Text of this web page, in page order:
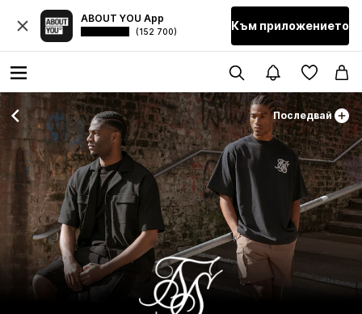
ABOUT YOU App
(152 700) Към приложението
Последвай